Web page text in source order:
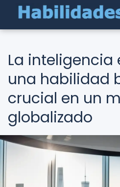
La inteligencia
una habilidad
crucial en un
globalizado